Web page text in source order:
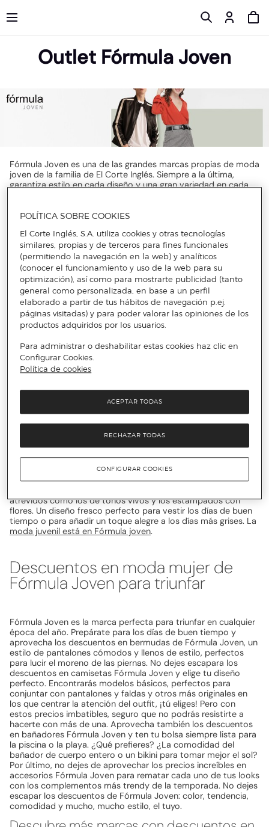
Outlet Fórmula Joven
Fórmula Joven es una de las grandes marcas propias de moda
joven de la familia de El Corte Inglés. Siempre a la última,
garantiza estilo en cada diseño y una gran variedad en cada
tendencias y diseños perfectos para cada momento. Desde
sudaderas a ocasiones en las que ir más formal con
descuentos en trajes de Fórmula Joven. También encontrarás
prendas más especiales para fiestas o grandes eventos.
La Fórmula joven que garantiza el
mejor look
La firma Fórmula Joven se caracteriza por ofrecer diseños
para gente joven desenfadados, frescos y actuales. Algunos
que siguen las tendencias para cubrir los gustos de los más
completo fondo de armario con grandes básicos. Completa
tu vestuario y aprovecha los descuentos en jerséis Fórmula
pasa de moda y ta versátil que podrás combinarla con
vaqueros para momentos informales o con pantalones rectos
y faldas para ir a trabajar. Descubre también los descuentos
en pantalones de Fórmula joven: rectos, pitillo, anchos, tipo
jogger, fluidos y elige tu estilo. Desde básicos y fáciles de
atrevidos como los de tonos vivos y los estampados con
flores. Un diseño fresco perfecto para vestir los días de buen
tiempo o para añadir un toque alegre a los días más grises. La
moda juvenil está en Fórmula joven.
Descuentos en moda mujer de
Fórmula Joven para triunfar
Fórmula Joven es la marca perfecta para triunfar en cualquier
época del año. Prepárate para los días de buen tiempo y
aprovecha los descuentos en bermudas de Fórmula Joven, un
estilo de pantalones cómodos y llenos de estilo, perfectos
para lucir el moreno de las piernas. No dejes escapara los
descuentos en camisetas Fórmula Joven y elige tu diseño
perfecto. Encontrarás modelos básicos, perfectos para
conjuntar con pantalones y faldas y otros más originales en
los que centrar la atención del outfit, ¡tú eliges! Pero con
estos precios imbatibles, seguro que no podrás resistirte a
hacerte con más de una. Aprovecha también los descuentos
en bañadores Fórmula Joven y ten tu bolsa siempre lista para
la piscina o la playa. ¿Qué prefieres? ¿La comodidad del
bañador de cuerpo entero o un bikini para tomar mejor el sol?
Por último, no dejes de aprovechar los precios increíbles en
accesorios Fórmula Joven para rematar cada uno de tus looks
con los complementos más trendy de la temporada. No dejes
escapar los descuentos de Fórmula Joven: color, tendencia,
comodidad y mucho, mucho estilo, el tuyo.
POLÍTICA SOBRE COOKIES
El Corte Inglés, S.A. utiliza cookies y otras tecnologías
similares, propias y de terceros para fines funcionales
(permitiendo la navegación en la web) y analíticos
(conocer el funcionamiento y uso de la web para su
optimización), así como para mostrarte publicidad (tanto
general como personalizada, en base a un perfil
elaborado a partir de tus hábitos de navegación p.ej.
páginas visitadas) y para poder valorar las opiniones de los
productos adquiridos por los usuarios.
Para administrar o deshabilitar estas cookies haz clic en
Configurar Cookies.
Política de cookies
RECHAZAR TODAS
ACEPTAR TODAS
CONFIGURAR COOKIES